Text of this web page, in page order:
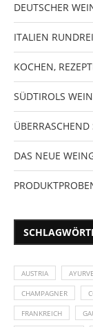
DEUTSCHER
ITALIEN
KOCHEN,
SÜDTIROLS
ÜBERRASCHEND
DAS NEUE
AUSTRIA
CHAMPAGNER
FRANKREICH